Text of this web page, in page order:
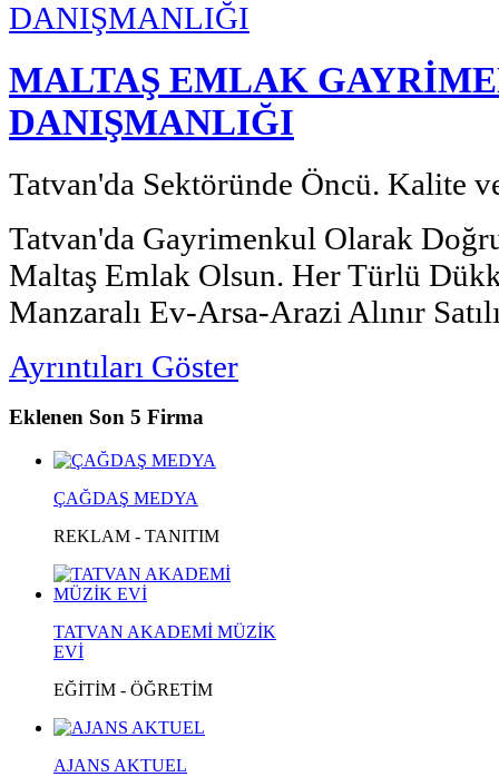
MALTAŞ EMLAK
DANIŞMANLIĞI
Tatvan'da Sektöründe Öncü. Kalite
Tatvan'da Gayrimenkul Olarak
Maltaş Emlak Olsun. Her Türlü
Manzaralı Ev-Arsa-Arazi Alınır
Ayrıntıları Göster
Eklenen Son 5 Firma
ÇAĞDAŞ MEDYA
REKLAM - TANITIM
TATVAN AKADEMİ MÜZİK
EVİ
EĞİTİM - ÖĞRETİM
AJANS AKTUEL